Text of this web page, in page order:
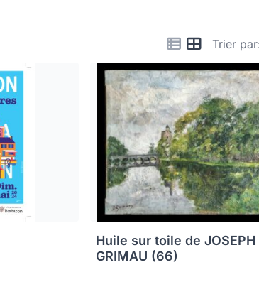
Trier
Huile sur toile de JOSEPH
GRIMAU (66)